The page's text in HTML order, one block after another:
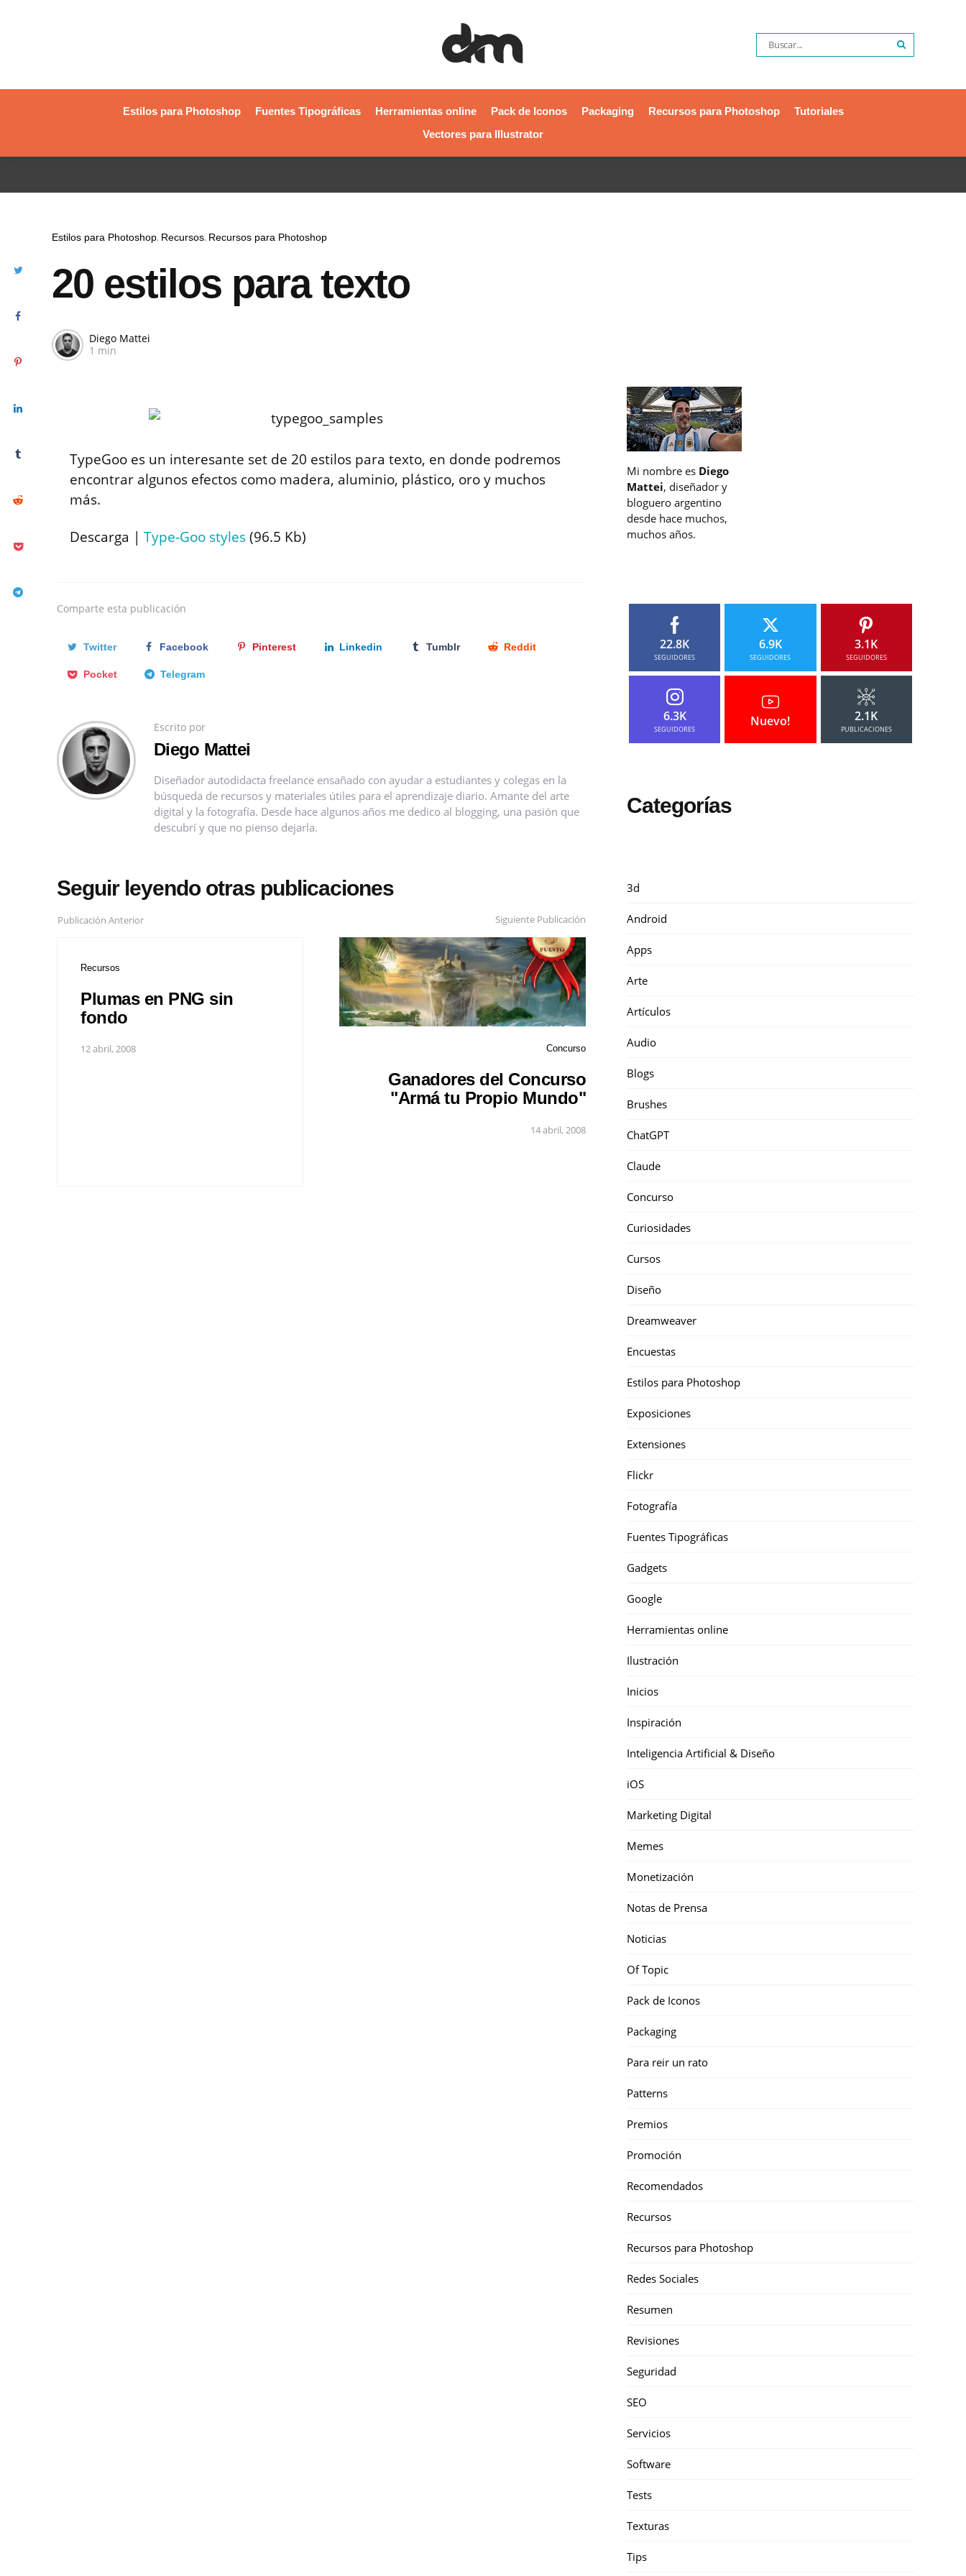
Estilos para Photoshop Fuentes Tipográficas Herramientas online Pack de Iconos Packaging Recursos para Photoshop
Tutoriales
Vectores para Illustrator
Estilos para Photoshop Recursos Recursos para Photoshop
20 estilos para texto
Diego Mattei
1 min
TypeGoo es un interesante set de 20 estilos para texto, en donde podremos
encontrar algunos efectos como madera, aluminio, plástico, oro y muchos
más.
Descarga | Type-Goo styles(96.5 Kb)
Comparte esta publicación
Twitter Facebook Pinterest Linkedin Tumblr Reddit
Pocket Telegram
Escrito por
Diego Mattei
Diseñador autodidacta freelance ensañado con ayudar a estudiantes y colegas en la
búsqueda de recursos y materiales útiles para el aprendizaje diario. Amante del arte
digital y la fotografía. Desde hace algunos años me dedico al blogging, una pasión que
descubrí y que no pienso dejarla.
Seguir leyendo otras publicaciones
Publicación Anterior
Recursos
Plumas en PNG sin
fondo
12 abril, 2008
Siguiente Publicación
Concurso
Ganadores del Concurso
"Armá tu Propio Mundo"
14 abril, 2008
Mi nombre es Diego
Mattei, diseñador y
bloguero argentino
desde hace muchos,
muchos años.
22.8K
SEGUIDORES
6.9K
SEGUIDORES
3.1K
SEGUIDORES
6.3K
SEGUIDORES
Nuevo! 2.1K
PUBLICACIONES
Categorías
3d
Android
Apps
Arte
Artículos
Audio
Blogs
Brushes
ChatGPT
Claude
Concurso
Curiosidades
Cursos
Diseño
Dreamweaver
Encuestas
Estilos para Photoshop
Exposiciones
Extensiones
Flickr
Fotografía
Fuentes Tipográficas
Gadgets
Google
Herramientas online
Ilustración
Inicios
Inspiración
Inteligencia Artificial & Diseño
iOS
Marketing Digital
Memes
Monetización
Notas de Prensa
Noticias
Of Topic
Pack de Iconos
Packaging
Para reir un rato
Patterns
Premios
Promoción
Recomendados
Recursos
Recursos para Photoshop
Redes Sociales
Resumen
Revisiones
Seguridad
SEO
Servicios
Software
Tests
Texturas
Tips